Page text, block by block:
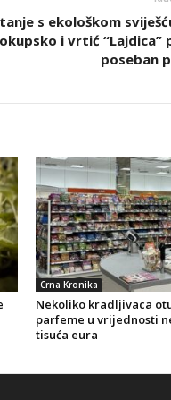
s ekološkom
i vrtić “Lajdica”
poseban
Crna Kronika
Nekoliko kradljivaca
parfeme u vrijednosti
tisuća eura